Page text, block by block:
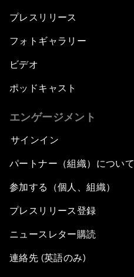
プレスリリース
フォトギャラリー
ビデオ
ポッドキャスト
エンゲージメント
サインイン
パートナー（組織）について
参加する（個人、組織）
プレスリリース登録
ニュースレター購読
連絡先 (英語のみ)